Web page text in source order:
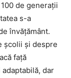
de generații
s-a
învățământ.
școlii și despre
față
dar